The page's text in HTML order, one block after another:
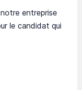
entreprise
le candidat qui